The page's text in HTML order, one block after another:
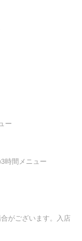
ー
時間メニュー
がございます。入店